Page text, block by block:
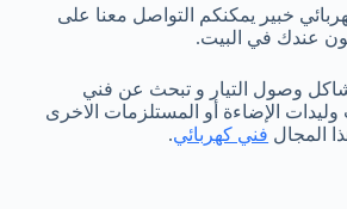
خبير يمكنكم التواصل معنا على
وصول التيار و تبحث عن فني
وليدات الإضاءة أو المستلزمات الاخرى
المجال فني كهربائي.